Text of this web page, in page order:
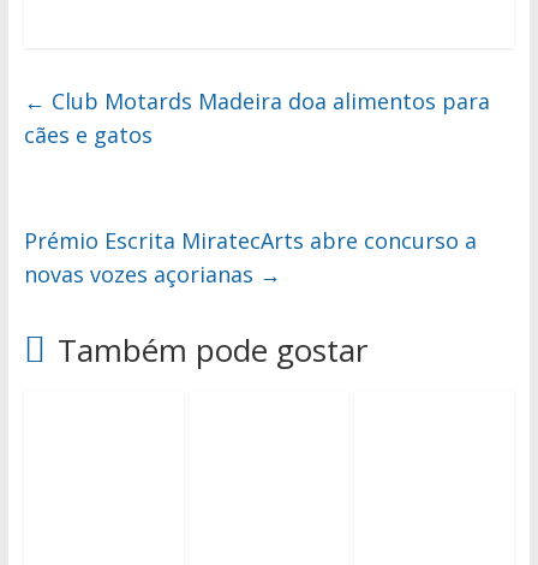
← Club Motards Madeira doa alimentos para
cães e gatos
Prémio Escrita MiratecArts abre concurso a
novas vozes açorianas →
Também pode gostar